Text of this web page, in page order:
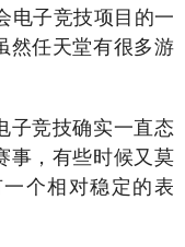
电子竞技项目的一
然任天堂有很多游
子竞技确实一直态
事，有些时候又莫
个相对稳定的表